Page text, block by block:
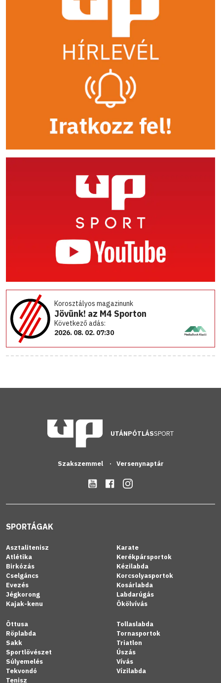
Korosztályos magazinunk
Jövünk! az M4 Sporton
Következő adás:
2026. 08. 02. 07:30
UTÁNPÓTLÁSSPORT
Szakszemmel Versenynaptár
SPORTÁGAK
Asztalitenisz
Atlétika
Birkózás
Cselgáncs
Evezés
Jégkorong
Kajak-kenu
Karate
Kerékpársportok
Kézilabda
Korcsolyasportok
Kosárlabda
Labdarúgás
Ökölvívás
Öttusa
Röplabda
Sakk
Sportlövészet
Súlyemelés
Tekvondó
Tenisz
Tollaslabda
Tornasportok
Triatlon
Úszás
Vívás
Vízilabda